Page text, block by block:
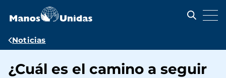
contenido
Ruta
navegación
Noticias
¿Cuál es el camino a seguir